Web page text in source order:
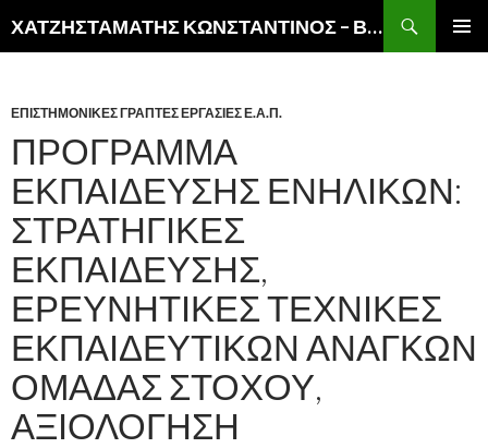
ΧΑΤΖΗΣΤΑΜΑΤΗΣ ΚΩΝΣΤΑΝΤΙΝΟΣ – ΒΙΚΤΩΡ
ΕΠΙΣΤΗΜΟΝΙΚΕΣ ΓΡΑΠΤΕΣ ΕΡΓΑΣΙΕΣ Ε.Α.Π.
ΠΡΌΓΡΑΜΜΑ
ΕΚΠΑΊΔΕΥΣΗΣ ΕΝΗΛΊΚΩΝ:
ΣΤΡΑΤΗΓΙΚΈΣ
ΕΚΠΑΊΔΕΥΣΗΣ,
ΕΡΕΥΝΗΤΙΚΈΣ ΤΕΧΝΙΚΈΣ
ΕΚΠΑΙΔΕΥΤΙΚΏΝ ΑΝΑΓΚΏΝ
ΟΜΆΔΑΣ ΣΤΌΧΟΥ,
ΑΞΙΟΛΌΓΗΣΗ